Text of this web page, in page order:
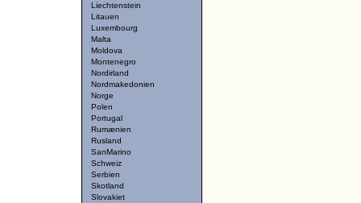
Liechtenstein
Litauen
Luxembourg
Malta
Moldova
Montenegro
Nordirland
Nordmakedonien
Norge
Polen
Portugal
Rumænien
Rusland
SanMarino
Schweiz
Serbien
Skotland
Slovakiet